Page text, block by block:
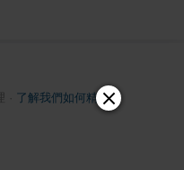
了解我們如何精選